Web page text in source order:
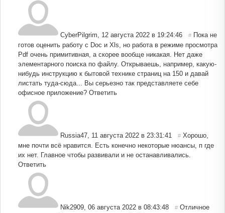
CyberPilgrim, 12 августа 2022 в 19:24:46 # Пока не
готов оценить работу с Doc и Xls, но работа в режиме просмотра
Pdf очень примитивная, а скорее вообще никакая. Нет даже
элементарного поиска по файлу. Открываешь, например, какую-
нибудь инструкцию к бытовой технике страниц на 150 и давай
листать туда-сюда... Вы серьезно так представляете себе
офисное приложение? Ответить
Russia47, 11 августа 2022 в 23:31:41 # Хорошо,
мне почти всё нравится. Есть конечно некоторые нюансы, п где
их нет. Главное чтобы развивали и не останавливались.
Ответить
Nik2909, 06 августа 2022 в 08:43:48 # Отличное